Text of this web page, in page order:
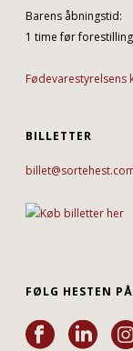
Barens åbningstid:
1 time før
BILLETTER
FØLG HESTEN PÅ